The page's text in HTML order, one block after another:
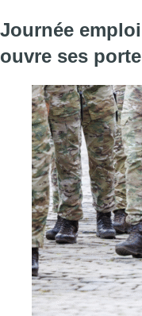
Journée
ouvre ses